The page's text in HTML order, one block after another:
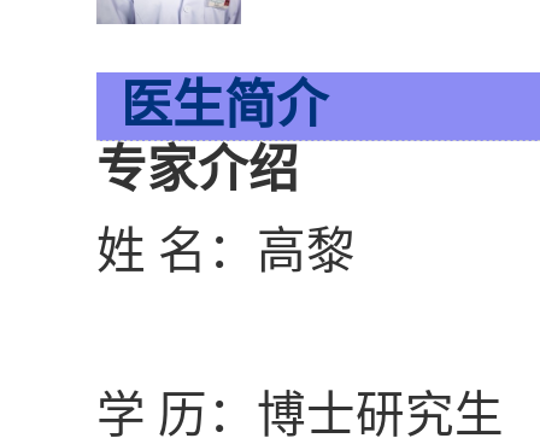
医生简介
专家介绍
姓 名：高黎
学 历：博士研究生